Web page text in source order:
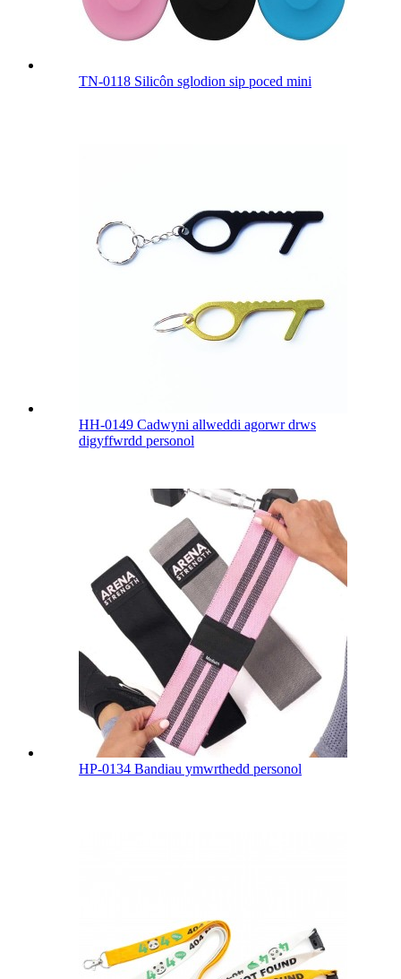
TN-0118 Silicôn sglodion sip poced mini
HH-0149 Cadwyni allweddi agorwr drws
digyffwrdd personol
HP-0134 Bandiau ymwrthedd personol